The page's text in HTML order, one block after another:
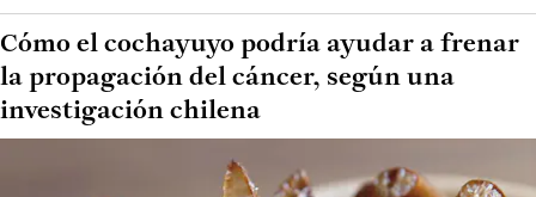
Cómo el cochayuyo podría ayudar a frenar
la propagación del cáncer, según una
investigación chilena